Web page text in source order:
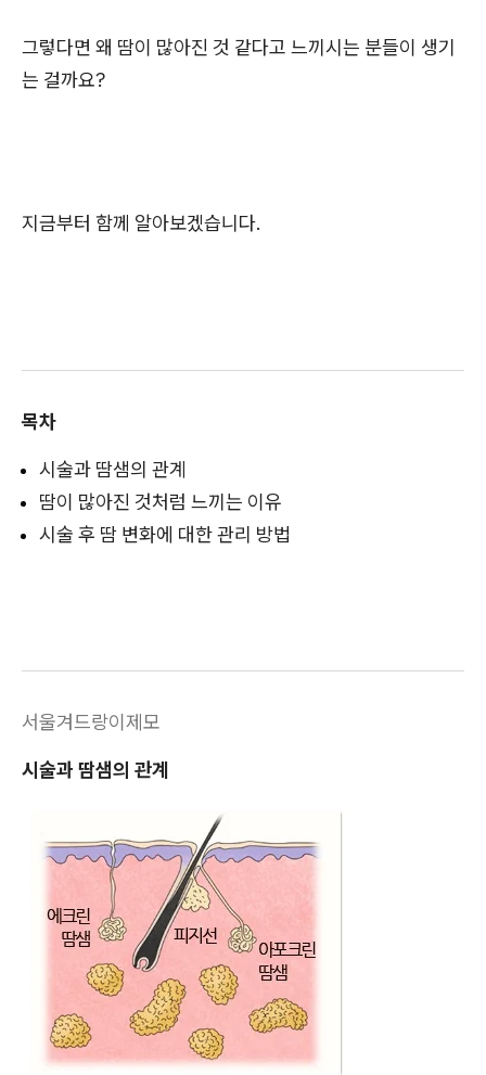
그렇다면 왜 땀이 많아진 것 같다고 느끼시는 분들이 생기
는 걸까요?
지금부터 함께 알아보겠습니다.
목차
시술과 땀샘의 관계
땀이 많아진 것처럼 느끼는 이유
시술 후 땀 변화에 대한 관리 방법
서울겨드랑이제모
시술과 땀샘의 관계